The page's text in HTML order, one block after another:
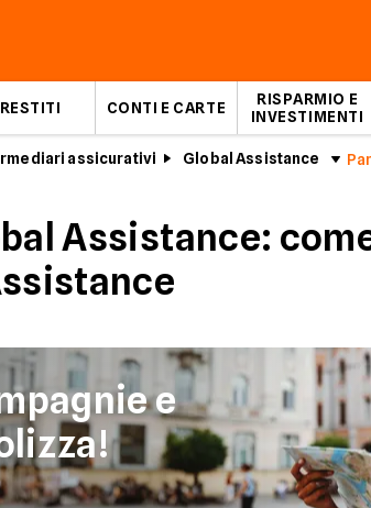
CONTI E CARTE
RISPARMIO E
INVESTIMENTI
assicurativi Global Assistance
Assistance:
e